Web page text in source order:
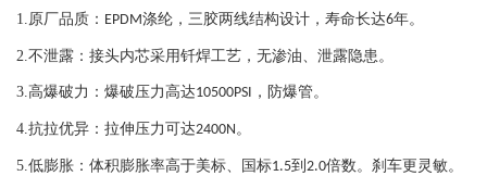
大众 甲壳虫 5C2 2017-
大众 甲壳虫 5C7敞篷版 2015-2016
大众 捷达 1G 1999-2013
大众 捷达 NF-BS 2012-2017
1.原厂品质： EPDM涤纶，三胶两线结构设计，寿命长达6年。
2.不泄露：接头内芯采用钎焊工艺， 无渗油、泄露隐患。
3.高爆破力：爆破压力高达10500PSI ，防爆管。
4.抗拉优异：拉伸压力可达2400N。
5.低膨胀：体积膨胀率高于美标、国标1.5到 2.0倍数。刹车更灵敏。